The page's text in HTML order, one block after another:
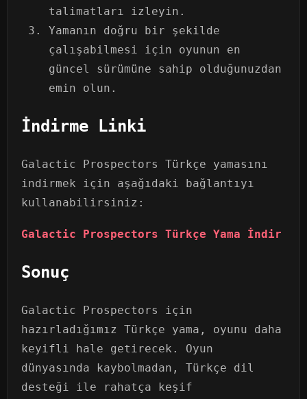
talimatları izleyin.
Yamanın doğru bir şekilde
çalışabilmesi için oyunun en
güncel sürümüne sahip olduğunuzdan
emin olun.
İndirme Linki
Galactic Prospectors Türkçe yamasını
indirmek için aşağıdaki bağlantıyı
kullanabilirsiniz:
Galactic Prospectors Türkçe Yama İndir
Sonuç
Galactic Prospectors için
hazırladığımız Türkçe yama, oyunu daha
keyifli hale getirecek. Oyun
dünyasında kaybolmadan, Türkçe dil
desteği ile rahatça keşif